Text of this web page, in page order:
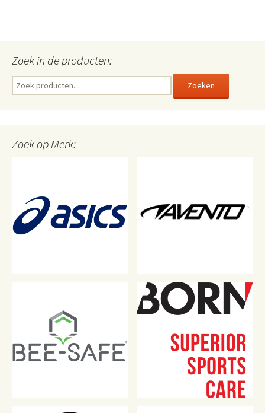
Zoek in de producten:
Zoeken
naar:
Zoeken
Zoek op Merk: